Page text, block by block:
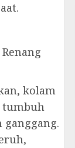
kolam
tumbuh